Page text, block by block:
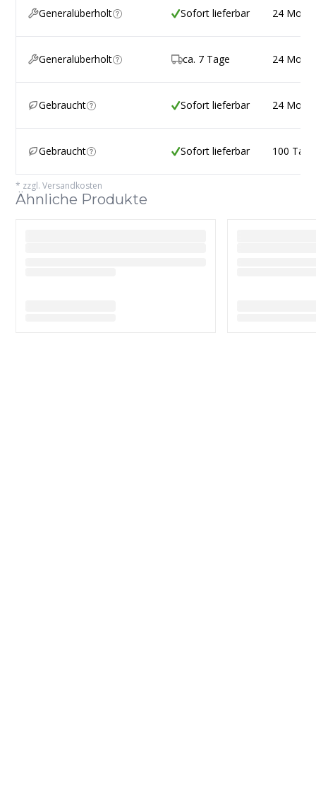
Generalüberholt Sofort lieferbar 24
Generalüberholt ca. 7 Tage 24
Gebraucht Sofort lieferbar 24
Gebraucht Sofort lieferbar 100 Tage
* zzgl. Versandkosten
Ähnliche Produkte